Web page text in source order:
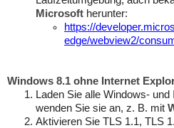
Microsoft herunter:
https://
edge/webview2/
Windows 8.1 ohne Internet
Laden Sie alle Windows-
wenden Sie sie an, z. B. mit
Aktivieren Sie TLS 1.1, TLS